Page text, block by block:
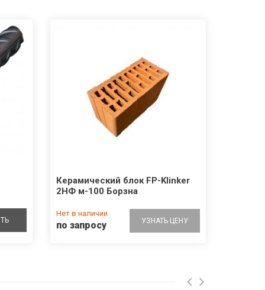
Керамический блок FP-Klinker
2НФ м-100 Борзна
Нет в наличии
по запросу УЗНАТЬ ЦЕНУ